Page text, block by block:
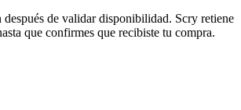
de validar disponibilidad. Scry retiene
que confirmes que recibiste tu compra.